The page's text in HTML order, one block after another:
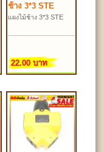
ช้าง 3*3 STE
แผงไม้ช้าง 3*3 STE
22.00 บาท